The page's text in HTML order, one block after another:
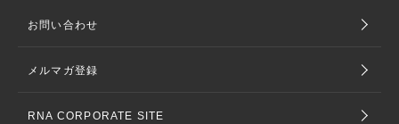
お問い合わせ
メルマガ登録
RNA CORPORATE SITE